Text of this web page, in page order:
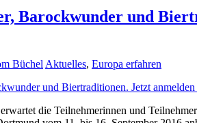
Barockwunder und
Büchel Aktuelles, Europa erfahren
die Teilnehmerinnen und